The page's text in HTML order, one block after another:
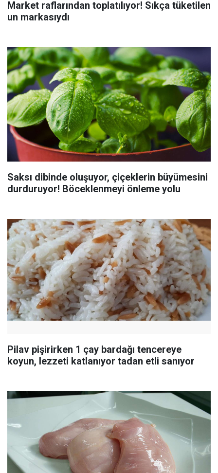
Market raflarından toplatılıyor! Sıkça tüketilen
un markasıydı
Saksı dibinde oluşuyor, çiçeklerin büyümesini
durduruyor! Böceklenmeyi önleme yolu
Pilav pişirirken 1 çay bardağı tencereye
koyun, lezzeti katlanıyor tadan etli sanıyor